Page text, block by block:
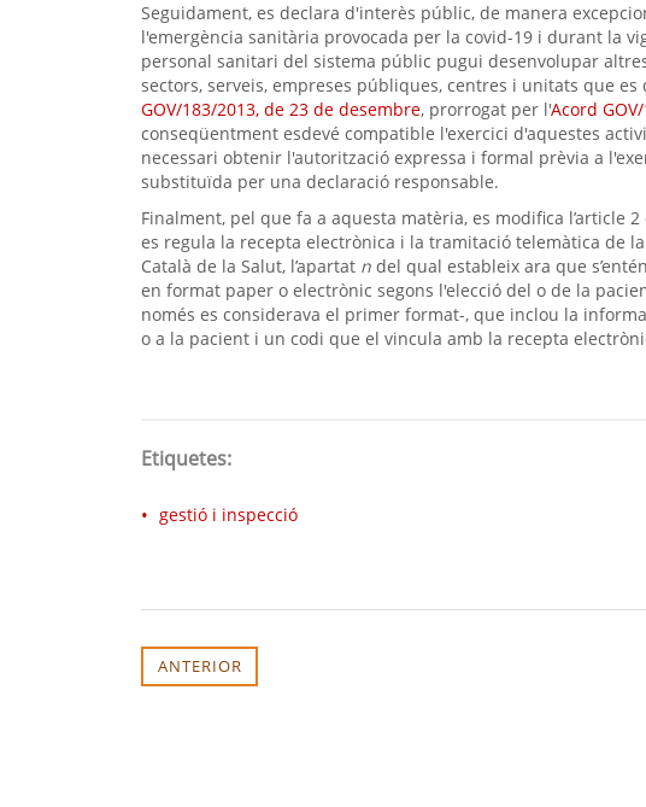
Seguidament, es declara d'interès públic, de manera
l'emergència sanitària provocada per la covid-19 i durant la
personal sanitari del sistema públic pugui desenvolupar
sectors, serveis, empreses públiques, centres i unitats que
GOV/183/2013, de 23 de desembre, prorrogat per l'Acord
conseqüentment esdevé compatible l'exercici d'aquestes
necessari obtenir l'autorització expressa i formal prèvia a
substituïda per una declaració responsable.
Finalment, pel que fa a aquesta matèria, es modifica l’article 2
es regula la recepta electrònica i la tramitació telemàtica de
Català de la Salut, l’apartat n del qual estableix ara que
en format paper o electrònic segons l'elecció del o de la
només es considerava el primer format-, que inclou la
o a la pacient i un codi que el vincula amb la recepta
Etiquetes:
gestió i inspecció
ANTERIOR